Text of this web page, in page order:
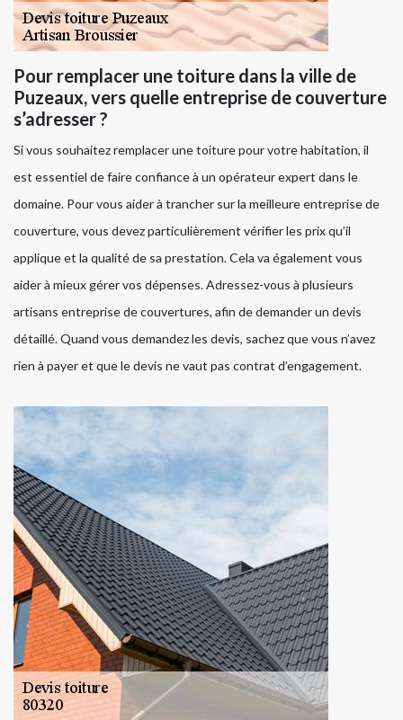
Pour remplacer une toiture dans la ville de
Puzeaux, vers quelle entreprise de couverture
s’adresser ?
Si vous souhaitez remplacer une toiture pour votre habitation, il
est essentiel de faire confiance à un opérateur expert dans le
domaine. Pour vous aider à trancher sur la meilleure entreprise de
couverture, vous devez particulièrement vérifier les prix qu’il
applique et la qualité de sa prestation. Cela va également vous
aider à mieux gérer vos dépenses. Adressez-vous à plusieurs
artisans entreprise de couvertures, afin de demander un devis
détaillé. Quand vous demandez les devis, sachez que vous n’avez
rien à payer et que le devis ne vaut pas contrat d’engagement.